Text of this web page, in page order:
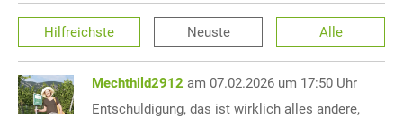
Hilfreichste Neuste Alle
Mechthild2912 am 07.02.2026 um 17:50 Uhr
Entschuldigung, das ist wirklich alles andere,